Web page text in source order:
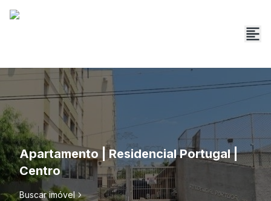
Apartamento | Residencial Portugal |
Centro
Buscar imóvel